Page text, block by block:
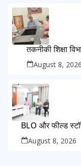
तकनीकी शिक्षा
August 8, 2026
BLO और फील्ड
August 8, 2026